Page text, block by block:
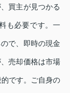
買主が見つかる
も必要です。一
で、即時の現金
売却価格は市場
です。ご自身の